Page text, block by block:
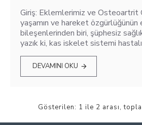
Giriş: Eklemlerimiz ve Osteoartrit
yaşamın ve hareket özgürlüğünün
bileşenlerinden biri, şüphesiz
yazık ki, kas iskelet sistemi
DEVAMINI OKU
Gösterilen: 1 ile 2 arası,